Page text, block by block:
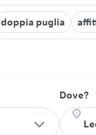
doppia puglia
Dove?